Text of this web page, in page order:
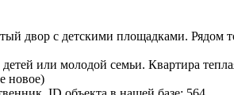
двор с детскими площадками. Рядом
или молодой семьи. Квартира
новое)